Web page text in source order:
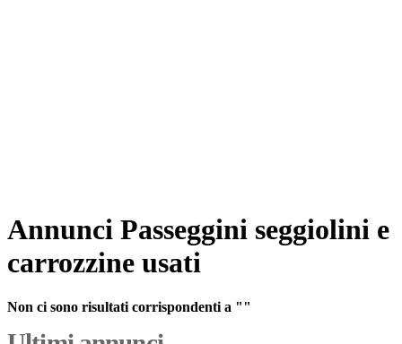
Annunci Passeggini seggiolini e
carrozzine usati
Non ci sono risultati corrispondenti a ""